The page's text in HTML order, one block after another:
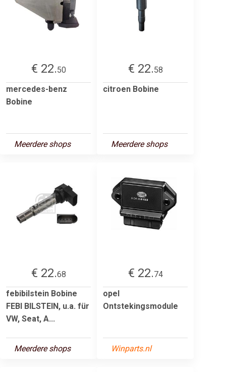
€ 22.50
mercedes-benz
Bobine
Meerdere shops
€ 22.58
citroen Bobine
Meerdere shops
€ 22.68
febibilstein Bobine
FEBI BILSTEIN, u.a. für
VW, Seat, A...
Meerdere shops
€ 22.74
opel
Ontstekingsmodule
Winparts.nl